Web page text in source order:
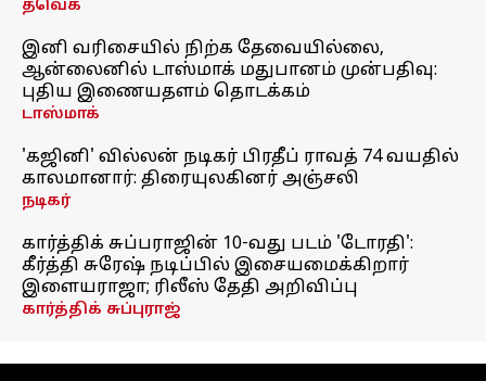
தவெக
இனி வரிசையில் நிற்க தேவையில்லை,
ஆன்லைனில் டாஸ்மாக் மதுபானம் முன்பதிவு:
புதிய இணையதளம் தொடக்கம்
டாஸ்மாக்
'கஜினி' வில்லன் நடிகர் பிரதீப் ராவத் 74 வயதில்
காலமானார்: திரையுலகினர் அஞ்சலி
நடிகர்
கார்த்திக் சுப்பராஜின் 10-வது படம் 'டோரதி':
கீர்த்தி சுரேஷ் நடிப்பில் இசையமைக்கிறார்
இளையராஜா; ரிலீஸ் தேதி அறிவிப்பு
கார்த்திக் சுப்புராஜ்